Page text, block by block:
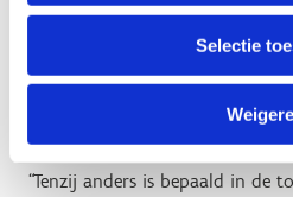
Selectie
Hoe lang bewaren
persoonsgegevens?
Wij bewaren jouw gegevens in
“Tenzij anders is bepaald in de